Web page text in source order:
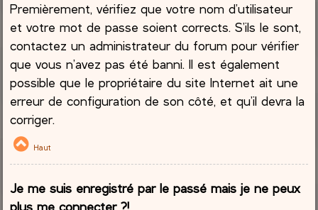
Premièrement, vérifiez que votre nom d’utilisateur
et votre mot de passe soient corrects. S’ils le sont,
contactez un administrateur du forum pour vérifier
que vous n’avez pas été banni. Il est également
possible que le propriétaire du site Internet ait une
erreur de configuration de son côté, et qu’il devra la
corriger.
Haut
Je me suis enregistré par le passé mais je ne peux
plus me connecter ?!